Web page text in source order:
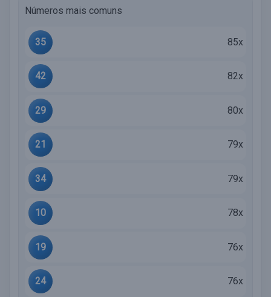
Números mais comuns
35 85x
42 82x
29 80x
21 79x
34 79x
10 78x
19 76x
24 76x